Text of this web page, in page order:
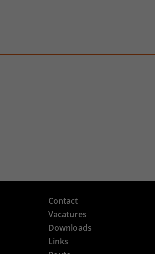
Contact
Vacatures
Downloads
Links